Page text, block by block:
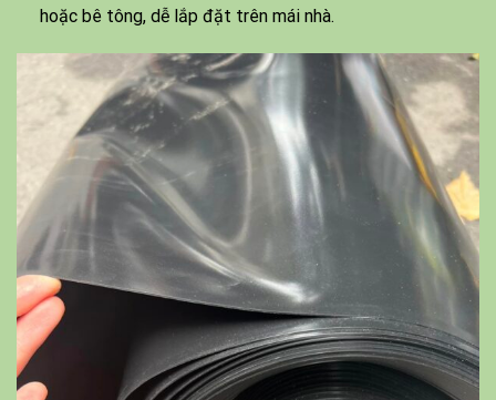
hoặc bê tông, dễ lắp đặt trên mái nhà.